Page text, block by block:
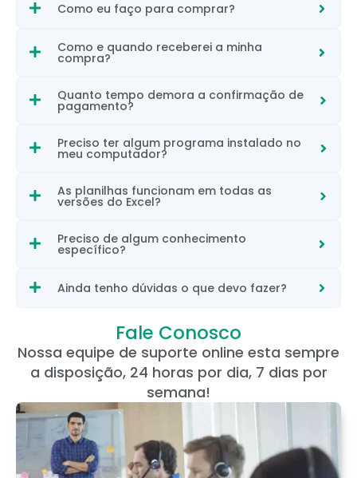
Como eu faço para comprar?
Como e quando receberei a minha
compra?
Quanto tempo demora a confirmação de
pagamento?
Preciso ter algum programa instalado no
meu computador?
As planilhas funcionam em todas as
versões do Excel?
Preciso de algum conhecimento
específico?
Ainda tenho dúvidas o que devo fazer?
Fale Conosco
Nossa equipe de suporte online esta sempre
a disposição, 24 horas por dia, 7 dias por
semana!